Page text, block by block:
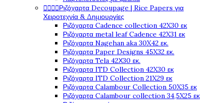
Ριζόχαρτα Decoupage | Rice Papers για
Χειροτεχνία & Δημιουργίες
Ριζόχαρτα Cadence collection 42X30 εκ
Ριζόχαρτα metal leaf Cadence 42X31 εκ
Ριζόχαρτα Nagehan aka 30X42 εκ.
Ριζόχαρτα Paper Designs 45X32 εκ.
Ριζόχαρτα Tela 42Χ30 εκ.
Ριζόχαρτα ITD Collection 42X30 εκ
Ριζόχαρτα ITD Collection 21X29 εκ
Ριζόχαρτα Calambour Collection 50X35 εκ
Ριζόχαρτα Calambour collection 34,5X25 εκ